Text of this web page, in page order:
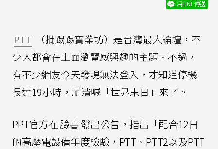
用LINE傳送
PTT
（批踢踢實業坊）是台灣最大論壇，不
少人都會在上面瀏覽感興趣的主題。不過，
有不少網友今天發現無法登入，才知道停機
長達19小時，崩潰喊「世界末日」來了。
PPT官方在臉書發出公告，指出「配合12日
的高壓電設備年度檢驗，PTT、PTT2以及PTT